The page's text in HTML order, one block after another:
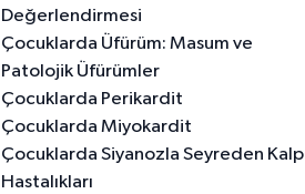
Değerlendirmesi
Çocuklarda Üfürüm: Masum ve
Patolojik Üfürümler
Çocuklarda Perikardit
Çocuklarda Miyokardit
Çocuklarda Siyanozla Seyreden Kalp
Hastalıkları